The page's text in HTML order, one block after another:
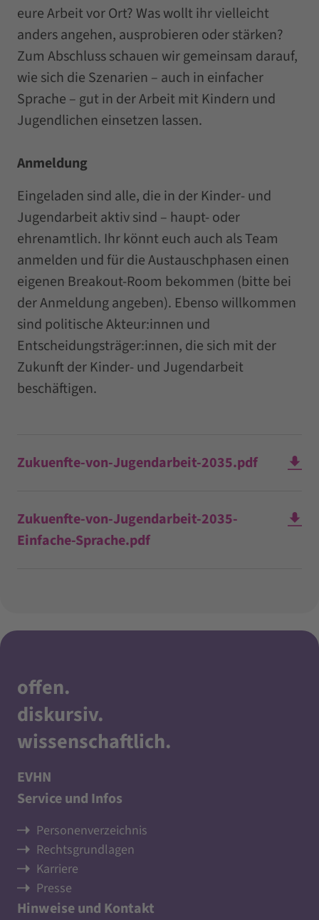
eure Arbeit vor Ort? Was wollt ihr vielleicht
anders angehen, ausprobieren oder stärken?
Zum Abschluss schauen wir gemeinsam darauf,
wie sich die Szenarien – auch in einfacher
Sprache – gut in der Arbeit mit Kindern und
Jugendlichen einsetzen lassen.
Anmeldung
Eingeladen sind alle, die in der Kinder- und
Jugendarbeit aktiv sind – haupt- oder
ehrenamtlich. Ihr könnt euch auch als Team
anmelden und für die Austauschphasen einen
eigenen Breakout-Room bekommen (bitte bei
der Anmeldung angeben). Ebenso willkommen
sind politische Akteur:innen und
Entscheidungsträger:innen, die sich mit der
Zukunft der Kinder- und Jugendarbeit
beschäftigen.
Zukuenfte-von-Jugendarbeit-2035.pdf
Zukuenfte-von-Jugendarbeit-2035-
Einfache-Sprache.pdf
offen.
diskursiv.
wissenschaftlich.
EVHN
Service und Infos
Personenverzeichnis
Rechtsgrundlagen
Karriere
Presse
Hinweise und Kontakt